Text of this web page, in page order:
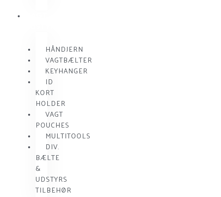
HÅNDJERN
VAGTBÆLTER
KEYHANGER
ID
KORT
HOLDER
VAGT
POUCHES
MULTITOOLS
DIV.
BÆLTE
&
UDSTYRS
TILBEHØR